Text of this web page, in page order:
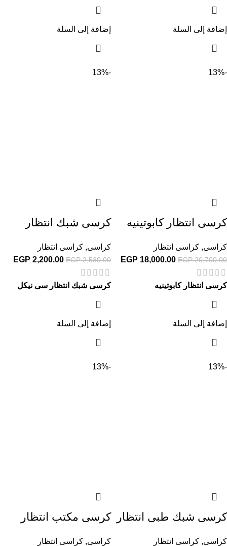
إضافة إلى السلة إضافة إلى السلة
-13%
كرسى انتظار كابوتينيه
كراسى, كراسى انتظار
EGP20,700.00
EGP 18,000.00
كرسى انتظار كابوتينيه
إضافة إلى السلة
-13%
كرسى شبك انتظار
كراسى, كراسى انتظار
EGP2,530.00
EGP 2,200.00
كرسى شبك انتظار سى نيكل
إضافة إلى السلة
-13%
كرسى شبك طبى انتظار
كراسى, كراسى انتظار
-13%
كرسى مكتب انتظار
كراسى, كراسى انتظار